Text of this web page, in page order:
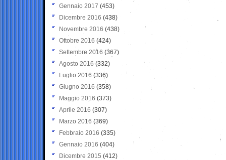
Gennaio 2017 (453)
Dicembre 2016 (438)
Novembre 2016 (438)
Ottobre 2016 (424)
Settembre 2016 (367)
Agosto 2016 (332)
Luglio 2016 (336)
Giugno 2016 (358)
Maggio 2016 (373)
Aprile 2016 (307)
Marzo 2016 (369)
Febbraio 2016 (335)
Gennaio 2016 (404)
Dicembre 2015 (412)